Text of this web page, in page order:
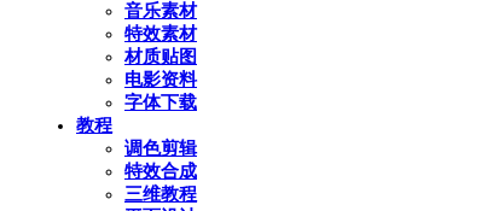
音乐素材
特效素材
材质贴图
电影资料
字体下载
教程
调色剪辑
特效合成
三维教程